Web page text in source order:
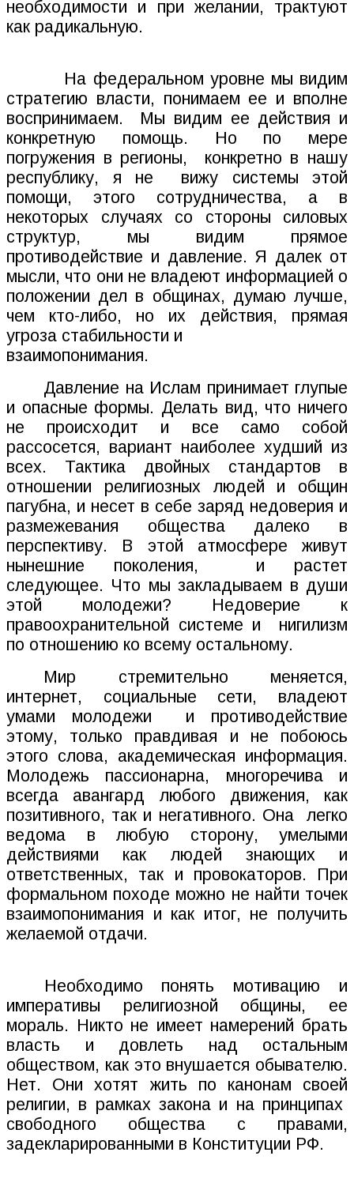
необходимости и при желании, трактуют
как радикальную.
На федеральном уровне мы видим
стратегию власти, понимаем ее и вполне
воспринимаем.
Мы видим ее действия и
конкретную помощь. Но по мере
погружения в регионы,
конкретно в нашу
республику, я не
вижу системы этой
помощи, этого сотрудничества, а в
некоторых случаях со стороны силовых
структур, мы видим прямое
противодействие и давление. Я далек от
мысли, что они не владеют информацией о
положении дел в общинах, думаю лучше,
чем кто-либо, но их действия, прямая
угроза стабильности и
взаимопонимания.
Давление на Ислам принимает глупые
и опасные формы. Делать вид, что ничего
не происходит и все само собой
рассосется, вариант наиболее худший из
всех. Тактика двойных стандартов в
отношении религиозных людей и общин
пагубна, и несет в себе заряд недоверия и
размежевания общества далеко в
перспективу. В этой атмосфере живут
нынешние поколения,
и растет
следующее. Что мы закладываем в души
этой молодежи? Недоверие к
правоохранительной системе и
нигилизм
по отношению ко всему остальному.
Мир стремительно меняется,
интернет, социальные сети, владеют
умами молодежи
и противодействие
этому, только правдивая и не побоюсь
этого слова, академическая информация.
Молодежь пассионарна, многоречива и
всегда авангард любого движения, как
позитивного, так и негативного. Она
легко
ведома в любую сторону, умелыми
действиями как людей знающих и
ответственных, так и провокаторов. При
формальном походе можно не найти точек
взаимопонимания и как итог, не получить
желаемой отдачи.
Необходимо понять мотивацию и
императивы религиозной общины, ее
мораль. Никто не имеет намерений брать
власть и довлеть над остальным
обществом, как это внушается обывателю.
Нет. Они хотят жить по канонам своей
религии, в рамках закона и на принципах
свободного общества с правами,
задекларированными в Конституции РФ.